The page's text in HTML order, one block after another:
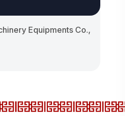
Equipments Co.,